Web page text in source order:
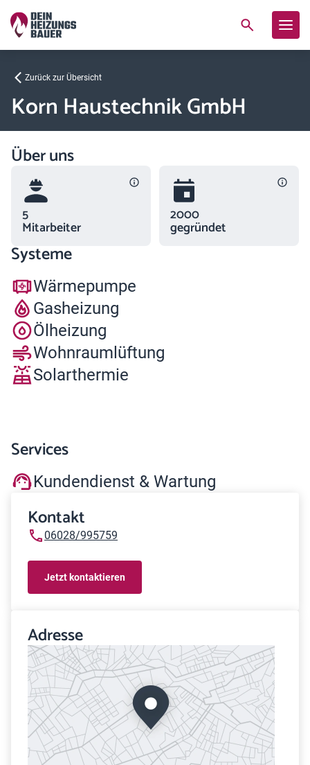
Zurück zur Übersicht
Korn Haustechnik GmbH
Über uns
5
Mitarbeiter
2000
gegründet
Systeme
Wärmepumpe
Gasheizung
Ölheizung
Wohnraumlüftung
Solarthermie
Services
Kundendienst & Wartung
Kontakt
06028/995759
Jetzt kontaktieren
Adresse